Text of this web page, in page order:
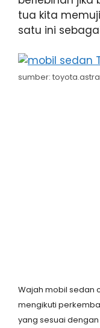
tua kita
satu ini
sumber:
Wajah mobil sedan
mengikuti
yang sesuai